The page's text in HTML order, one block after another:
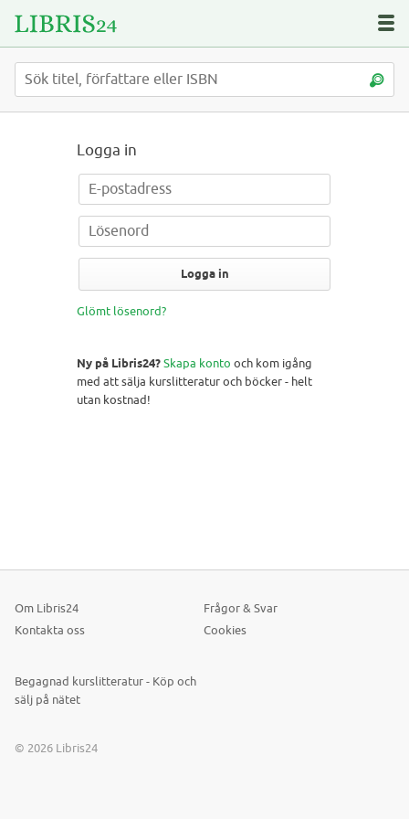
Logga in
Logga in
Glömt lösenord?
Ny på Libris24?Skapa konto och kom igång
med att sälja kurslitteratur och böcker - helt
utan kostnad!
Om Libris24
Frågor & Svar
Kontakta oss
Cookies
Begagnad kurslitteratur - Köp och
sälj på nätet
© 2026 Libris24